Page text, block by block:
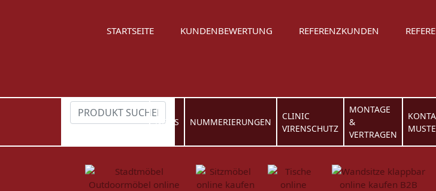
STARTSEITE KUNDENBEWERTUNG REFERENZKUNDEN
NEWS NUMMERIERUNGEN
CLINIC
VIRENSCHUTZ
MONTAGE
&
VERTRAGEN